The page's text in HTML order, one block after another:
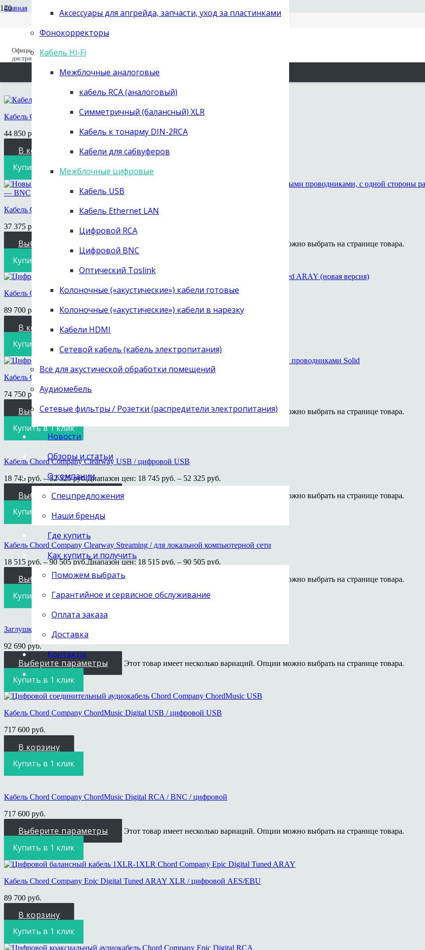
Старый сайт (до 2019 года) old.next-
Официальный
дистрибьютор с 1995
+7 (495) 668-04-64
заказать звонок
Аксессуары для апгрейда, запчасти, уход за пластинками
Фонокорректоры
Кабель Hi-Fi
Межблочные аналоговые
кабель RCA (аналоговый)
Симметричный (балансный) XLR
Кабель к тонарму DIN-2RCA
Кабели для сабвуферов
Межблочные цифровые
Кабель USB
Кабель Ethernet LAN
Цифровой RCA
Цифровой BNC
Оптический Toslink
Колоночные («акустические») кабели готовые
Колоночные («акустические») кабели в нарезку
Кабели HDMI
Сетевой кабель (кабель электропитания)
Всё для акустической обработки помещений
Аудиомебель
Сетевые фильтры / Розетки (распредители электропитания)
Новости
Обзоры и статьи
О компании
Спецпредложения
Наши бренды
Где купить
Как купить и получить
Поможем выбрать
Гарантийное и сервисное обслуживание
Оплата заказа
Доставка
Контакты
Главная
Межблочные цифровые
Межблочные цифровые
Кабель Chord Company Clearway Digital Tuned ARAY 2BNC-миниджек / цифровой
44 850 руб.
В корзину
Купить в 1 клик
Кабель Chord Company Shawline Digital Tuned ARAY RCA / BNC / цифровой
37 375 руб. руб. Диапазон цен: 37 375 руб. – 74 750 руб.
Выберите параметры Этот товар имеет несколько вариаций. Опции можно выбрать на странице товара.
Купить в 1 клик
Кабель Chord Company Shawline Digital Tuned ARAY 2BNC-minijack / цифровой
89 700 руб.
В корзину
Купить в 1 клик
Кабель Chord Company Epic Digital Tuned ARAY RCA / BNC / цифровой
74 750 руб. – 179 400руб.Диапазон цен: 74 750 руб. – 179 400 руб.
Выберите параметры Этот товар имеет несколько вариаций. Опции можно выбрать на странице товара.
Купить в 1 клик
Кабель Chord Company Clearway USB / цифровой USB
18 745 руб. – 52 325руб.Диапазон цен: 18 745 руб. – 52 325 руб.
Выберите параметры Этот товар имеет несколько вариаций. Опции можно выбрать на странице товара.
Купить в 1 клик
Кабель Chord Company Clearway Streaming / для локальной компьютерной сети
18 515 руб. – 90 505руб.Диапазон цен: 18 515 руб. – 90 505 руб.
Выберите параметры Этот товар имеет несколько вариаций. Опции можно выбрать на странице товара.
Купить в 1 клик
Заглушка для разъемов «сигнальное заземление» Chord Company GroundARAY
92 690 руб.
Выберите параметры Этот товар имеет несколько вариаций. Опции можно выбрать на странице товара.
Купить в 1 клик
Кабель Chord Company ChordMusic Digital USB / цифровой USB
717 600 руб.
В корзину
Купить в 1 клик
Кабель Chord Company ChordMusic Digital RCA / BNC / цифровой
717 600 руб.
Выберите параметры Этот товар имеет несколько вариаций. Опции можно выбрать на странице товара.
Купить в 1 клик
Кабель Chord Company Epic Digital Tuned ARAY XLR / цифровой AES/EBU
89 700 руб.
В корзину
Купить в 1 клик